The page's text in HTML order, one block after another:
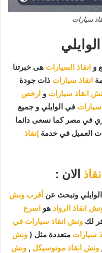
سيارات
الوايلي
و انقاذ السيارات هى خبرتنا
انقاذ سيارات ذات جودة
انقاذ سيارات و ارخص
في الوايلي و جميع
في مصر كما نسعى دائما
العميل في خدمة إنقاذ
الان :
وتبحث عن أقرب ونش
انقاذ الرواد هو اسرع
لك ونش انقاذ سيارات في
سيارات متعددة مثل ( ونش
, ونش انقاذ موتوسيكل , ونش